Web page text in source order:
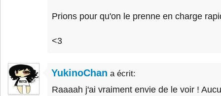
Prions pour qu'on le prenne en charge
<3
YukinoChan a écrit:
Raaaah j'ai vraiment envie de le voir !